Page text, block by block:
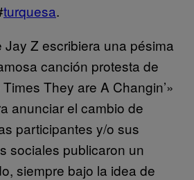
turquesa.
Z escribiera una pésima
canción protesta de
They are A Changin’»
anunciar el cambio de
participantes y/o sus
sociales publicaron un
siempre bajo la idea de